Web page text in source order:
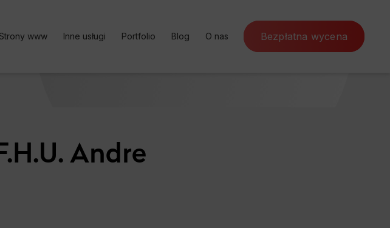
www Inne usługi
Optymalizacja konwersji
Social media marketing
Portfolio Blog O nas Bezpłatna wycena
Andre